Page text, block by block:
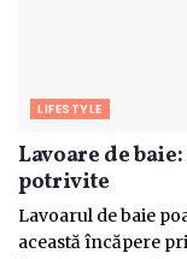
LIFESTYLE
Lavoare de
potrivite
Lavoarul de baie
această încăpere